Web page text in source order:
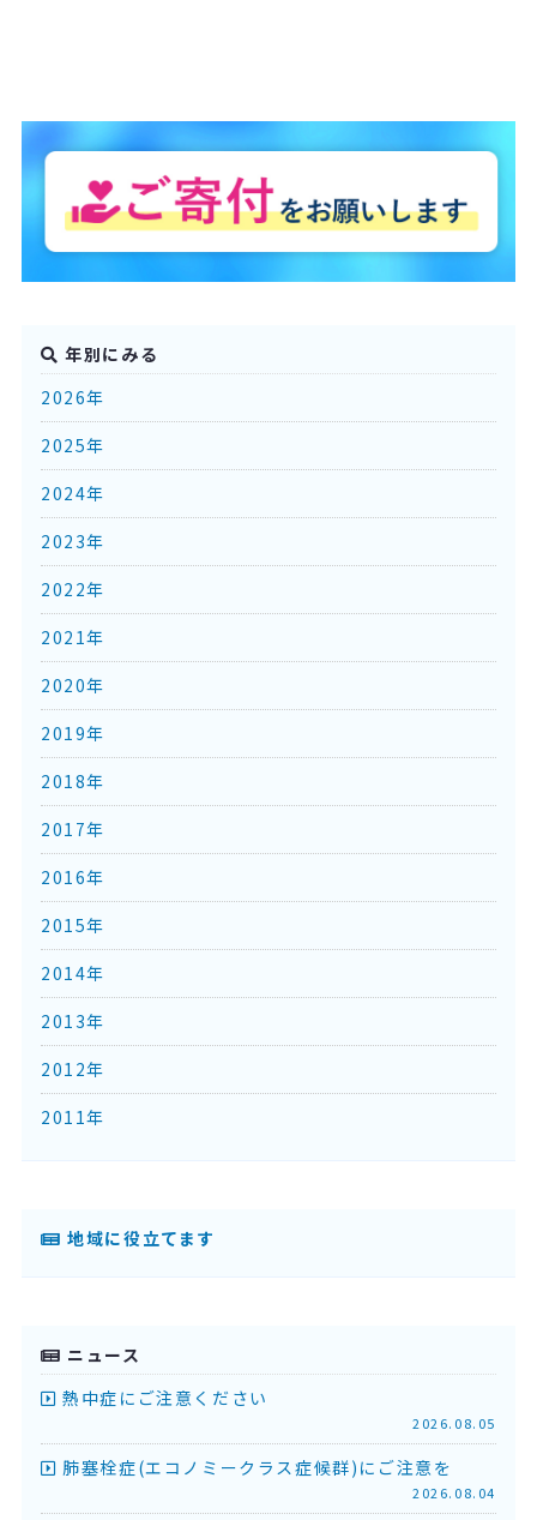
年別にみる
2026年
2025年
2024年
2023年
2022年
2021年
2020年
2019年
2018年
2017年
2016年
2015年
2014年
2013年
2012年
2011年
地域に役立てます
ニュース
熱中症にご注意ください
2026.08.05
肺塞栓症(エコノミークラス症候群)にご注意を
2026.08.04